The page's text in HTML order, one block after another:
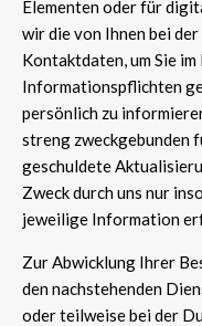
Elementen oder für
wir die von Ihnen bei
Kontaktdaten, um Sie
Informationspflichten
persönlich zu
streng zweckgebunden
geschuldete
Zweck durch uns nur
jeweilige Information
Zur Abwicklung Ihrer
den nachstehenden
oder teilweise bei der